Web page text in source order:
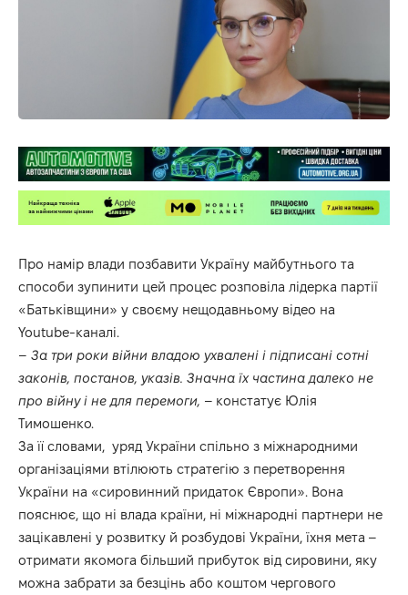
Про намір влади позбавити Україну майбутнього та
способи зупинити цей процес розповіла лідерка партії
«Батьківщини» у своєму нещодавньому відео на
Youtube-каналі.
– За три роки війни владою ухвалені і підписані сотні
законів, постанов, указів. Значна їх частина далеко не
про війну і не для перемоги, – констатує Юлія
Тимошенко.
За її словами, уряд України спільно з міжнародними
організаціями втілюють стратегію з перетворення
України на «сировинний придаток Європи». Вона
пояснює, що ні влада країни, ні міжнародні партнери не
зацікавлені у розвитку й розбудові України, їхня мета –
отримати якомога більший прибуток від сировини, яку
можна забрати за безцінь або коштом чергового